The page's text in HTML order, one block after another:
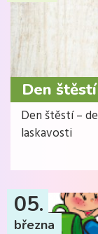
Den štěstí
Den štěstí –
laskavosti
05.
března